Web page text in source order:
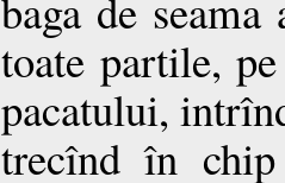
toate partile,
pacatului,
trecînd în chip